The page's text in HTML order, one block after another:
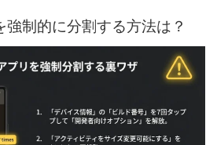
強制的に分割する方法は？